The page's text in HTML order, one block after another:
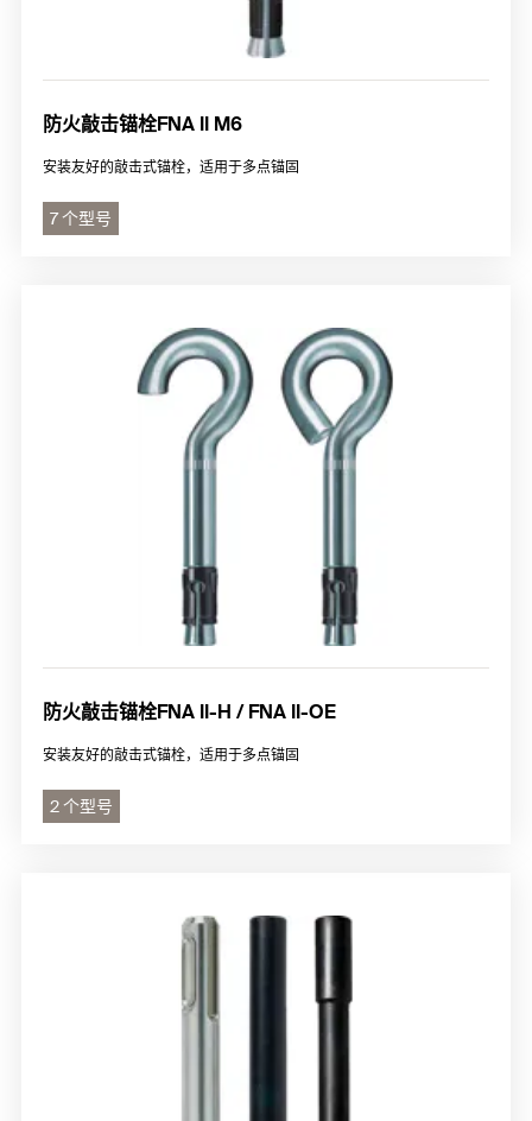
防火敲击锚栓FNA II M6
安装友好的敲击式锚栓，适用于多点锚固
7 个型号
防火敲击锚栓FNA II-H / FNA II-OE
安装友好的敲击式锚栓，适用于多点锚固
2 个型号